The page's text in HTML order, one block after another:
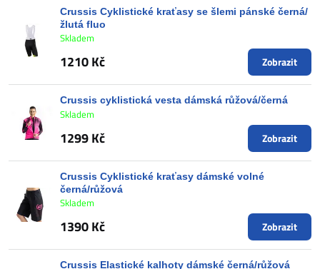
Crussis Cyklistické kraťasy se šlemi pánské černá/
žlutá fluo
Skladem
1210 Kč Zobrazit
Crussis cyklistická vesta dámská růžová/černá
Skladem
1299 Kč Zobrazit
Crussis Cyklistické kraťasy dámské volné
černá/růžová
Skladem
1390 Kč Zobrazit
Crussis Elastické kalhoty dámské černá/růžová